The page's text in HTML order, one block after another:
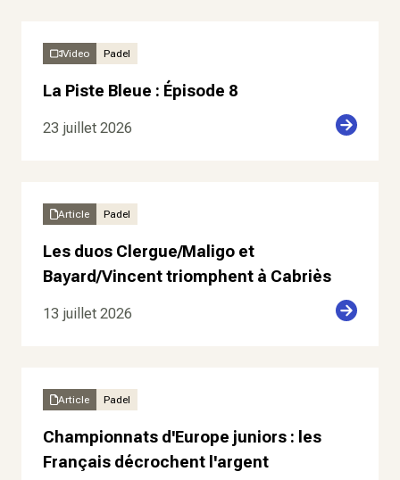
Video Padel
La Piste Bleue : Épisode 8
23 juillet 2026
Article Padel
Les duos Clergue/Maligo et
Bayard/Vincent triomphent à Cabriès
13 juillet 2026
Article Padel
Championnats d'Europe juniors : les
Français décrochent l'argent